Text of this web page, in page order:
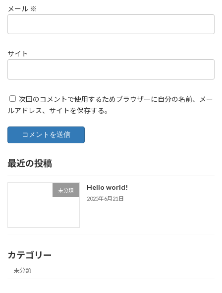
メール ※
サイト
次回のコメントで使用するためブラウザーに自分の名前、メー
ルアドレス、サイトを保存する。
最近の投稿
未分類 Hello world!
2025年6月21日
カテゴリー
未分類